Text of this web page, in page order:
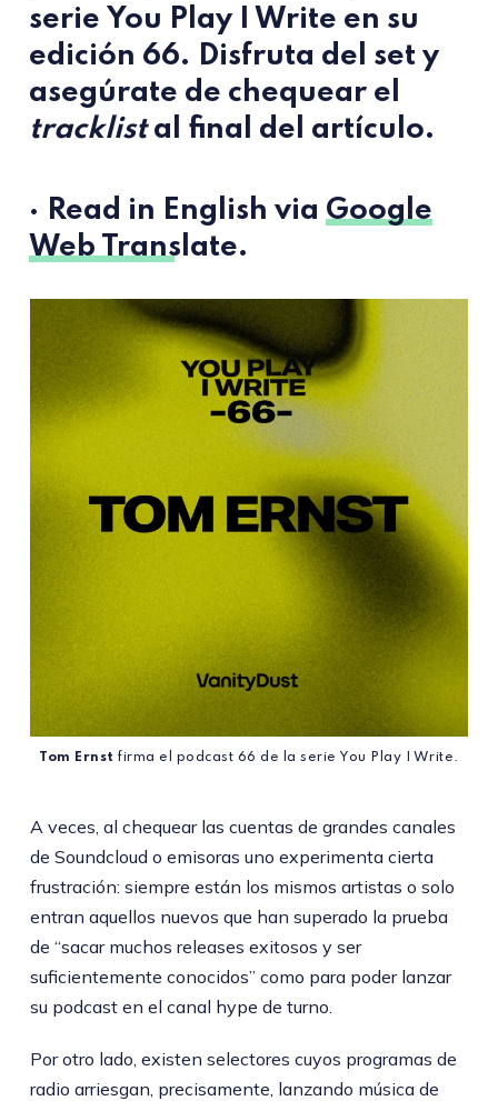
serie You Play I Write en su
edición 66. Disfruta del set y
asegúrate de chequear el
tracklistal final del artículo.
· Read in English via Google
Web Translate.
Tom Ernst firma el podcast 66 de la serie You Play I Write.
A veces, al chequear las cuentas de grandes canales
de Soundcloud o emisoras uno experimenta cierta
frustración: siempre están los mismos artistas o solo
entran aquellos nuevos que han superado la prueba
de “sacar muchos releases exitosos y ser
suficientemente conocidos” como para poder lanzar
su podcast en el canal hype de turno.
Por otro lado, existen selectores cuyos programas de
radio arriesgan, precisamente, lanzando música de